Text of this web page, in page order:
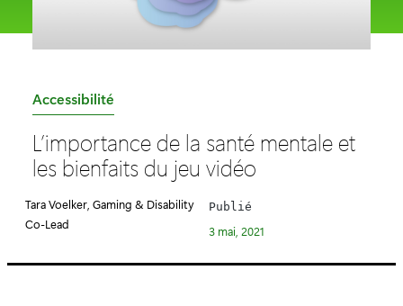
C
t
é
o
i
Accessibilité
L’importance de la santé mentale et
les bienfaits du jeu vidéo
Tara Voelker, Gaming & Disability
Co-Lead
Publié
3 mai, 2021